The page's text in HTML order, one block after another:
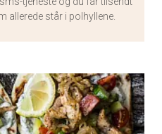
allerede står i polhyllene.